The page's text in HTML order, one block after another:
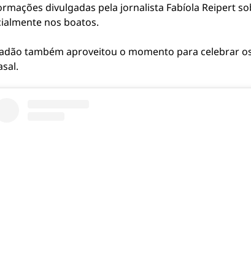
divulgadas pela jornalista Fabíola Reipert
nos boatos.
também aproveitou o momento para celebrar